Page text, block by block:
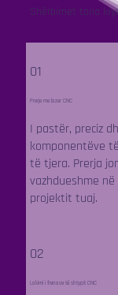
Shërbimet tona
01
Prerje me lazer CNC
I pastër, preciz
komponentëve
të tjera. Prerja
vazhdueshme
projektit tuaj.
02
Lakimi i frenave të shtypit CNC